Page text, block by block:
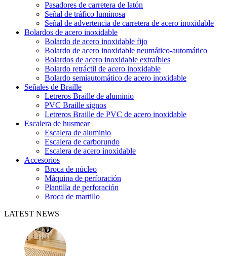
Pasadores de carretera de latón
Señal de tráfico luminosa
Señal de advertencia de carretera de acero inoxidable
Bolardos de acero inoxidable
Bolardo de acero inoxidable fijo
Bolardo de acero inoxidable neumático-automático
Bolardos de acero inoxidable extraíbles
Bolardo retráctil de acero inoxidable
Bolardo semiautomático de acero inoxidable
Señales de Braille
Letreros Braille de aluminio
PVC Braille signos
Letreros Braille de PVC de acero inoxidable
Escalera de husmear
Escalera de aluminio
Escalera de carborundo
Escalera de acero inoxidable
Accesorios
Broca de núcleo
Máquina de perforación
Plantilla de perforación
Broca de martillo
LATEST NEWS